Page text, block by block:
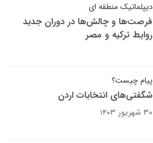
دیپلماتیک منطقه ای
فرصت‌ها و چالش‌ها در دوران جدید
روابط ترکیه و مصر
پیام چیست؟
شگفتی‌های انتخابات اردن
۳۰ شهریور ۱۴۰۳